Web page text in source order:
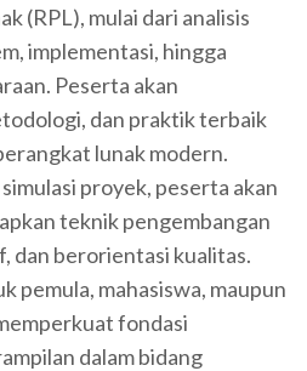
(RPL), mulai dari analisis
implementasi, hingga
Peserta akan
dan praktik terbaik
lunak modern.
proyek, peserta akan
teknik pengembangan
dan berorientasi kualitas.
pemula, mahasiswa, maupun
fondasi
dalam bidang